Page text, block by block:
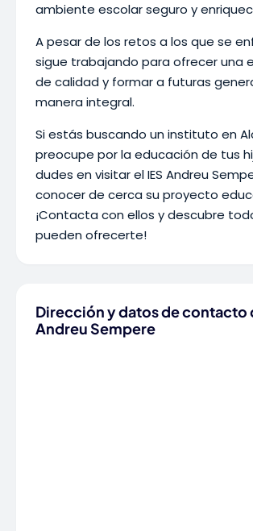
ambiente escolar seguro y
A pesar de los retos a los que se
sigue trabajando para ofrecer una
de calidad y formar a futuras
manera integral.
Si estás buscando un instituto en
preocupe por la educación de tus
dudes en visitar el IES Andreu
conocer de cerca su proyecto
¡Contacta con ellos y descubre
pueden ofrecerte!
Dirección y datos de contacto
Andreu Sempere